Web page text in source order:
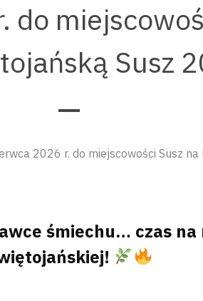
do
Susz
2026 r. do miejscowości Susz na
śmiechu… czas na